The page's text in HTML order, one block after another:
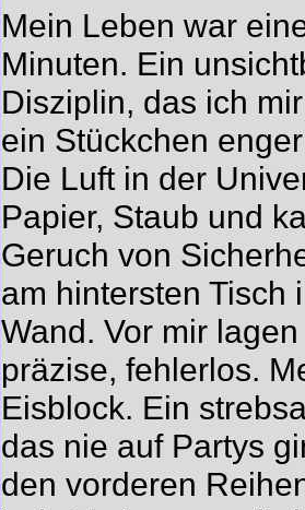
Mein Leben war
Minuten. Ein
Disziplin, das ich
ein Stückchen
Die Luft in der
Papier, Staub und
Geruch von
am hintersten Tisch
Wand. Vor mir
präzise, fehlerlos.
Eisblock. Ein
das nie auf Partys
den vorderen